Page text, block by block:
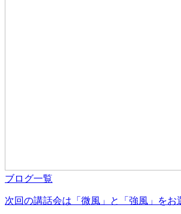
ブログ一覧
次回の講話会は「微風」と「強風」をお